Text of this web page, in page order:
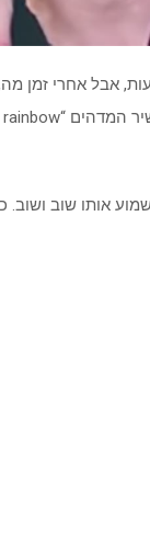
אבל אחרי זמן
אותו שוב